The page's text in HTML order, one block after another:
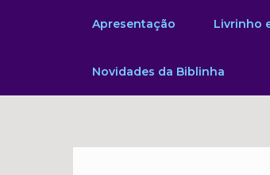
Apresentação Livrinho
Novidades da Biblinha